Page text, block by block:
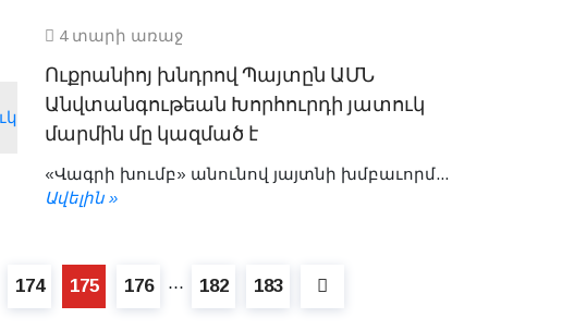
4 տարի առաջ
Ուքրանիոյ խնդրով Պայտըն ԱՄՆ
Անվտանգութեան Խորհուրդի յատուկ
մարմին մը կազմած է
«Վագրի խումբ» անունով յայտնի խմբաւորմ...
Ավելին »
174 175 176 ⋯ 182 183